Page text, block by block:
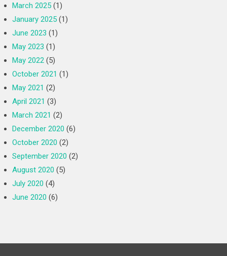
March 2025 (1)
January 2025 (1)
June 2023 (1)
May 2023 (1)
May 2022 (5)
October 2021 (1)
May 2021 (2)
April 2021 (3)
March 2021 (2)
December 2020 (6)
October 2020 (2)
September 2020 (2)
August 2020 (5)
July 2020 (4)
June 2020 (6)